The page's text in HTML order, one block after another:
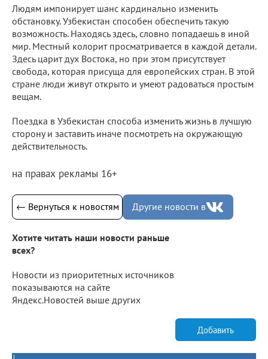
Людям импонирует шанс кардинально изменить
обстановку. Узбекистан способен обеспечить такую
возможность. Находясь здесь, словно попадаешь в иной
мир. Местный колорит просматривается в каждой детали.
Здесь царит дух Востока, но при этом присутствует
свобода, которая присуща для европейских стран. В этой
стране люди живут открыто и умеют радоваться простым
вещам.
Поездка в Узбекистан способа изменить жизнь в лучшую
сторону и заставить иначе посмотреть на окружающую
действительность.
на правах рекламы 16+
← Вернуться к новостям Другие новости в
Хотите читать наши новости раньше
всех?
Новости из приоритетных источников
показываются на сайте
Яндекс.Новостей выше других
Добавить